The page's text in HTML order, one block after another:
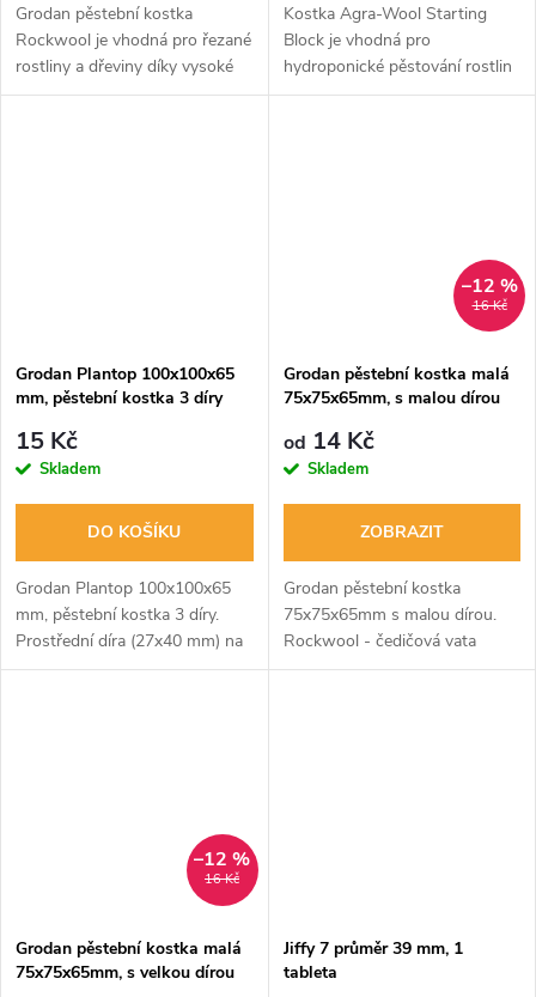
Grodan pěstební kostka
Rockwool je vhodná pro řezané
rostliny a dřeviny díky vysoké
absorpční schopnosti a
Kostka Agra-Wool Starting
Block je vhodná pro
hydroponické pěstování rostlin
s neutrálním pH a EC.
Grodan Plantop 100x100x65
mm, pěstební kostka 3 díry
15 Kč
Skladem
DO KOŠÍKU
Grodan Plantop 100x100x65
mm, pěstební kostka 3 díry.
Prostřední díra (27x40 mm) na
rostlinu. Dvě postranní na
16 Kč
–12 %
Grodan pěstební kostka malá
75x75x65mm, s malou dírou
od 14 Kč
Skladem
ZOBRAZIT
Grodan pěstební kostka
75x75x65mm s malou dírou.
Rockwool - čedičová vata
nejvyšší kvality, skvělá
16 Kč
–12 %
Grodan pěstební kostka malá
75x75x65mm, s velkou dírou
Jiffy 7 průměr 39 mm, 1
tableta